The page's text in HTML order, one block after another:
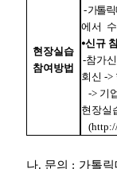
현장실습
참여방법
- 가톨
에서
⦁신규
-참가
회신 ->
-> 기
현장실
나. 문의 : 가톨릭